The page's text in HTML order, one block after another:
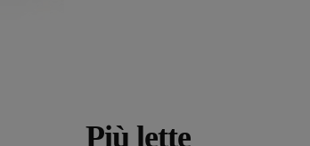
Più lette